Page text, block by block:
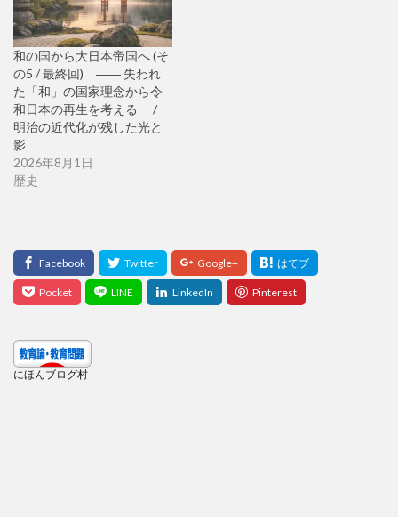
和の国から大日本帝国へ (そ
の5 / 最終回) ―― 失われ
た「和」の国家理念から令
和日本の再生を考える /
明治の近代化が残した光と
影
2026年8月1日
歴史
にほんブログ村